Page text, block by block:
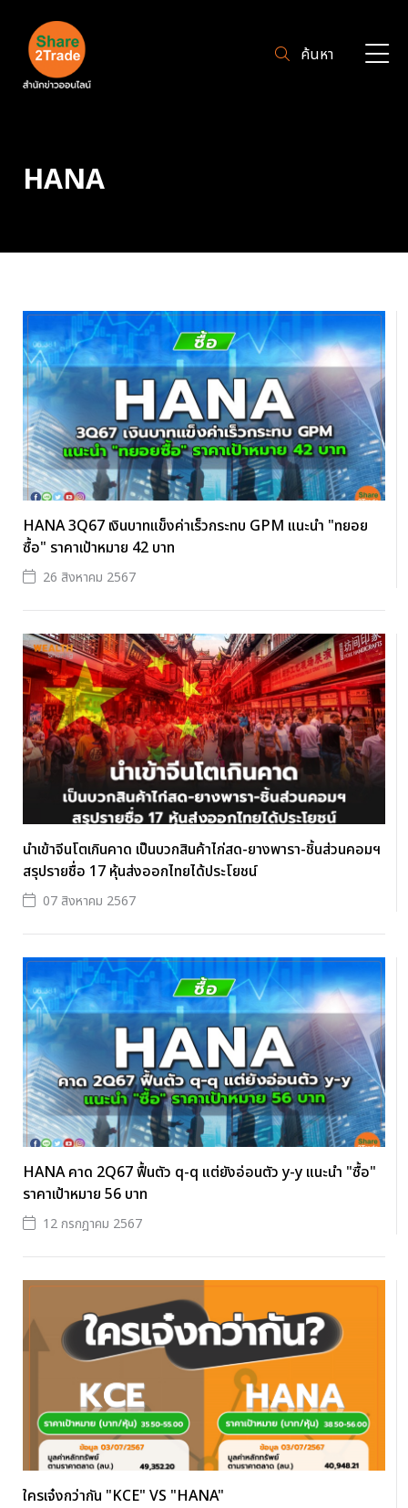
ค้นหา
HANA
HANA 3Q67 เงินบาทแข็งค่าเร็วกระทบ GPM แนะนำ "ทยอย
ซื้อ" ราคาเป้าหมาย 42 บาท
26 สิงหาคม 2567
นำเข้าจีนโตเกินคาด เป็นบวกสินค้าไก่สด-ยางพารา-ชิ้นส่วนคอมฯ
สรุปรายชื่อ 17 หุ้นส่งออกไทยได้ประโยชน์
07 สิงหาคม 2567
HANA คาด 2Q67 ฟื้นตัว q-q แต่ยังอ่อนตัว y-y แนะนำ "ซื้อ"
ราคาเป้าหมาย 56 บาท
12 กรกฎาคม 2567
ใครเจ๋งกว่ากัน "KCE" VS "HANA"